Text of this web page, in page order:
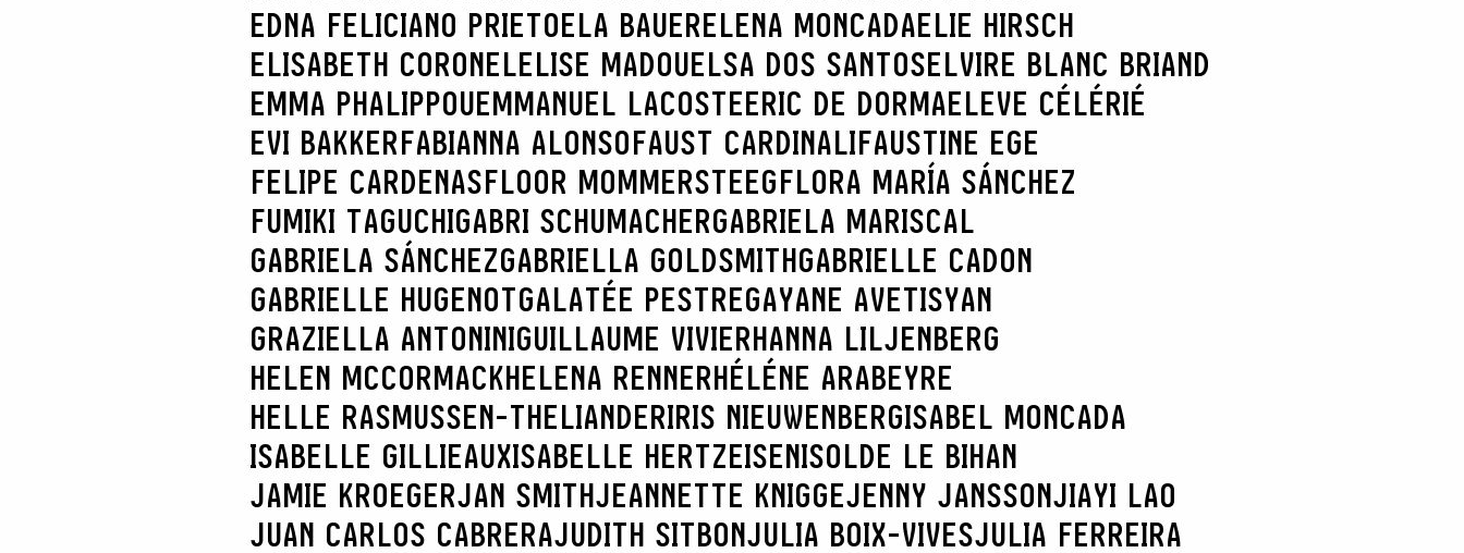
EDNA FELICIANO PRIETOELA BAUERELENA MONCADAELIE HIRSCH
ELISABETH CORONELELISE MADOUELSA DOS SANTOSELVIRE BLANC BRIAND
EMMA PHALIPPOUEMMANUEL LACOSTEERIC DE DORMAELEVE CÉLÉRIÉ
EVI BAKKERFABIANNA ALONSOFAUST CARDINALIFAUSTINE EGE
FELIPE CARDENASFLOOR MOMMERSTEEGFLORA MARÍA SÁNCHEZ
FUMIKI TAGUCHIGABRI SCHUMACHERGABRIELA MARISCAL
GABRIELA SÁNCHEZGABRIELLA GOLDSMITHGABRIELLE CADON
GABRIELLE HUGENOTGALATÉE PESTREGAYANE AVETISYAN
GRAZIELLA ANTONINIGUILLAUME VIVIERHANNA LILJENBERG
HELEN MCCORMACKHELENA RENNERHÉLÉNE ARABEYRE
HELLE RASMUSSEN-THELIANDERIRIS NIEUWENBERGISABEL MONCADA
ISABELLE GILLIEAUXISABELLE HERTZEISENISOLDE LE BIHAN
JAMIE KROEGERJAN SMITHJEANNETTE KNIGGEJENNY JANSSONJIAYI LAO
JUAN CARLOS CABRERAJUDITH SITBONJULIA BOIX-VIVESJULIA FERREIRA
RECHERCHER